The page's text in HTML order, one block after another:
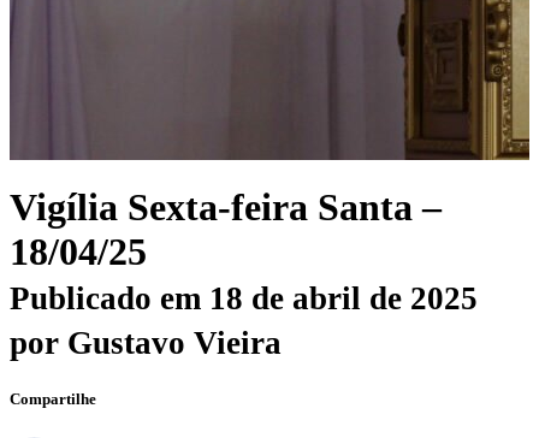
Vigília Sexta-feira Santa –
18/04/25
Publicado em 18 de abril de 2025
por Gustavo Vieira
Compartilhe